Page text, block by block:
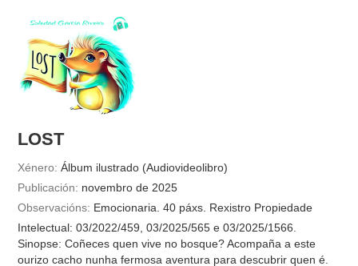
videoteca
outros docs
LOST
Xénero: Álbum ilustrado (Audiovideolibro)
Publicación: novembro de 2025
Observacións: Emocionaria. 40 páxs. Rexistro Propiedade
Intelectual: 03/2022/459, 03/2025/565 e 03/2025/1566.
Sinopse: Coñeces quen vive no bosque? Acompaña a este
ourizo cacho nunha fermosa aventura para descubrir quen é.